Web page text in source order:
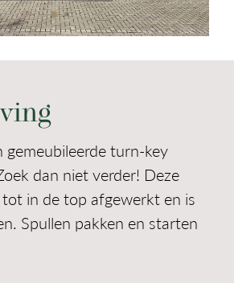
gemeubileerde turn-key
dan niet verder! Deze
in de top afgewerkt en is
Spullen pakken en starten